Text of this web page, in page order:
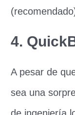
4.
A pesar de
sea una
de ingeniería